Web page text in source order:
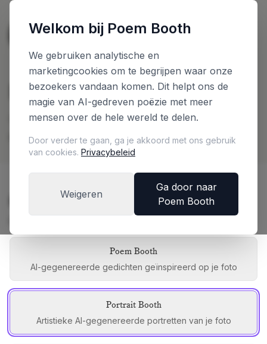
Welkom bij Poem Booth
We gebruiken analytische en
marketingcookies om te begrijpen waar onze
bezoekers vandaan komen. Dit helpt ons de
magie van AI-gedreven poëzie met meer
mensen over de hele wereld te delen.
Door verder te gaan, ga je akkoord met ons gebruik
van cookies. Privacybeleid
Weigeren
Ga door naar
Poem Booth
The Netherlands
Plan je Booth
Configureer je booth en ontvang direct een
prijsindicatie
Kies je Booth Editie
Poem Booth
AI-gegenereerde gedichten geïnspireerd op je foto
Portrait Booth
Artistieke AI-gegenereerde portretten van je foto